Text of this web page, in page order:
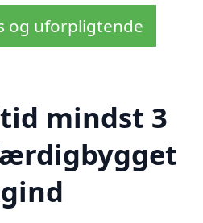
og uforpligtende
mindst 3